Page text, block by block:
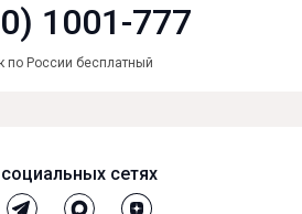
1001-777
по России бесплатный
сетях